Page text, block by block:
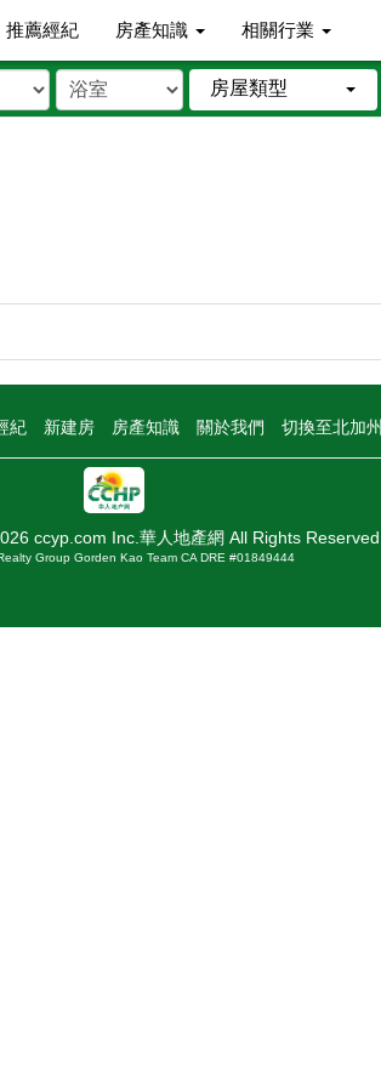
推薦經紀 房產知識 相關行業
房屋類型
紀 新建房 房產知識 關於我們 切換至北加州
ccyp.com Inc.華人地產網 All Rights Reserved
Group Gorden Kao Team CA DRE #01849444